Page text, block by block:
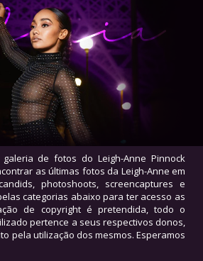
de fotos do Leigh-Anne Pinnock
as últimas fotos da Leigh-Anne em
photoshoots, screencaptures e
categorias abaixo para ter acesso as
de copyright é pretendida, todo o
pertence a seus respectivos donos,
pela utilização dos mesmos. Esperamos